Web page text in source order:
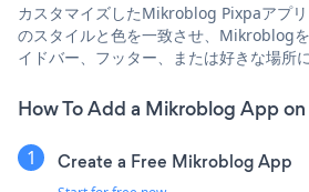
カスタマイズしたMikroblog Pixpaアプ
のスタイルと色を一致させ、Mikroblog
イドバー、フッター、または好きな場所
How To Add a Mikroblog App on
Create a Free Mikroblog App